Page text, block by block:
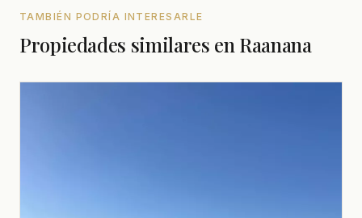
TAMBIÉN PODRÍA INTERESARLE
Propiedades similares en Raanana